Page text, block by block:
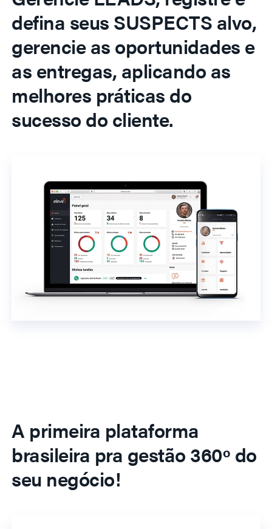
defina seus SUSPECTS alvo,
gerencie as oportunidades e
as entregas, aplicando as
melhores práticas do
sucesso do cliente.
A primeira plataforma
brasileira pra gestão 360º do
seu negócio!